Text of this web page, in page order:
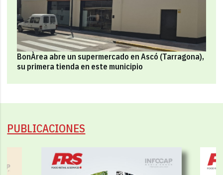
BonÀrea abre un supermercado en Ascó (Tarragona),
su primera tienda en este municipio
PUBLICACIONES